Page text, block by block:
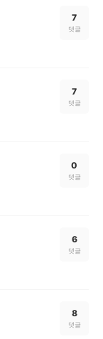
7
댓글
7
댓글
0
댓글
6
댓글
8
댓글